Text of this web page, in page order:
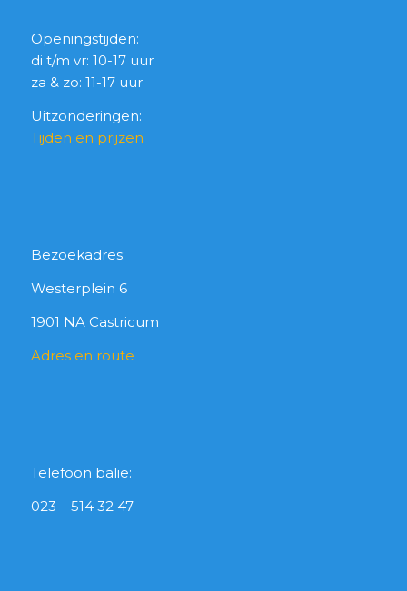
Openingstijden:
di t/m vr: 10-17 uur
za & zo: 11-17 uur
Uitzonderingen:
Tijden en prijzen
Bezoekadres:
Westerplein 6
1901 NA Castricum
Adres en route
Telefoon balie:
023 – 514 32 47